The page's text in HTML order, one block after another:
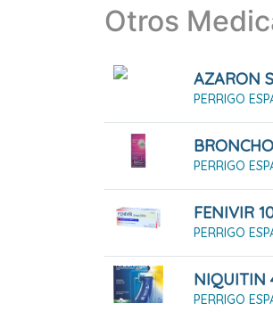
Otros
PERRIGO
PERRIGO
PERRIGO
PERRIGO